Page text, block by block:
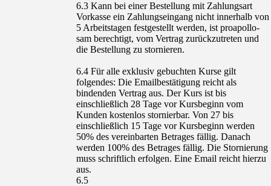
6.3 Kann bei einer Bestellung mit Zahlungsart
Vorkasse ein Zahlungseingang nicht innerhalb von
5 Arbeitstagen festgestellt werden, ist proapollo-
sam berechtigt, vom Vertrag zurückzutreten und
die Bestellung zu stornieren.
6.4 Für alle exklusiv gebuchten Kurse gilt
folgendes: Die Emailbestätigung reicht als
bindenden Vertrag aus. Der Kurs ist bis
einschließlich 28 Tage vor Kursbeginn vom
Kunden kostenlos stornierbar. Von 27 bis
einschließlich 15 Tage vor Kursbeginn werden
50% des vereinbarten Betrages fällig. Danach
werden 100% des Betrages fällig. Die Stornierung
muss schriftlich erfolgen. Eine Email reicht hierzu
aus.
6.5